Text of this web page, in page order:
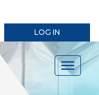
LOG IN
Toggle